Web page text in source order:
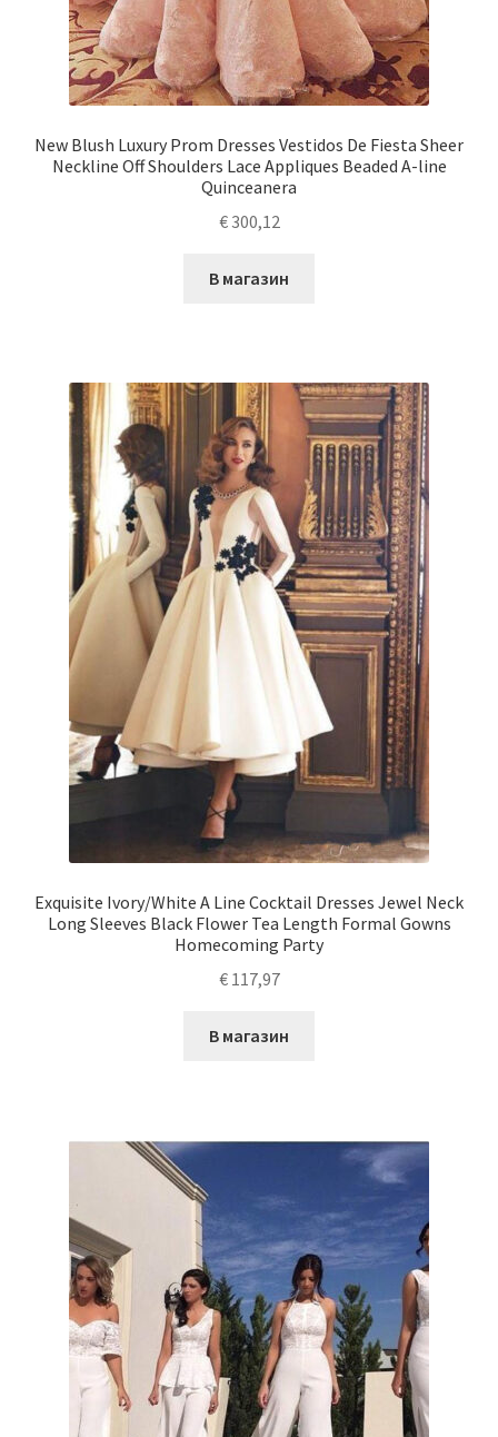
New Blush Luxury Prom Dresses Vestidos De Fiesta Sheer
Neckline Off Shoulders Lace Appliques Beaded A-line
Quinceanera
€300,12
В магазин
Exquisite Ivory/White A Line Cocktail Dresses Jewel Neck
Long Sleeves Black Flower Tea Length Formal Gowns
Homecoming Party
€117,97
В магазин